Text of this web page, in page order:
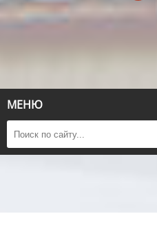
МЕНЮ